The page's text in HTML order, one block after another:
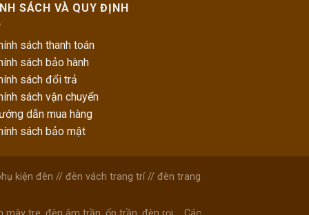
SÁCH VÀ QUY ĐỊNH
sách thanh toán
sách bảo hành
sách đổi trả
sách vận chuyển
dẫn mua hàng
sách bảo mật
kiện đèn // đèn vách trang trí// đèn trang